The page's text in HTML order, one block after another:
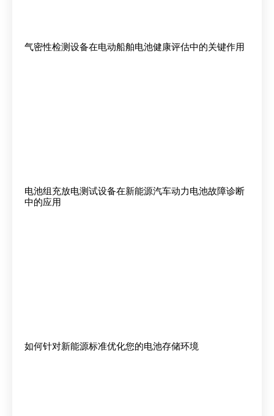
气密性检测设备在电动船舶电池健康评估中的关键作用
电池组充放电测试设备在新能源汽车动力电池故障诊断
中的应用
如何针对新能源标准优化您的电池存储环境